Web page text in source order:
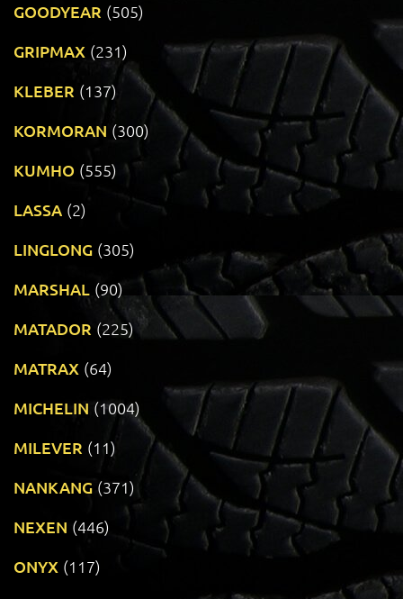
GOODYEAR (505)
GRIPMAX (231)
KLEBER (137)
KORMORAN (300)
KUMHO (555)
LASSA (2)
LINGLONG (305)
MARSHAL (90)
MATADOR (225)
MATRAX (64)
MICHELIN (1004)
MILEVER (11)
NANKANG (371)
NEXEN (446)
ONYX (117)